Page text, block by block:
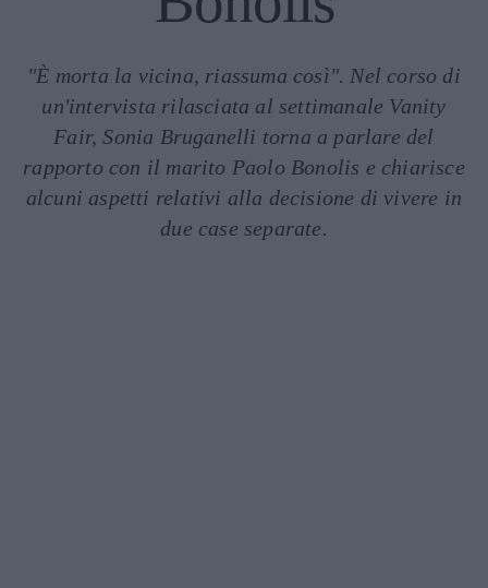
"È morta la vicina, riassuma così". Nel corso di
un'intervista rilasciata al settimanale Vanity
Fair, Sonia Bruganelli torna a parlare del
rapporto con il marito Paolo Bonolis e chiarisce
alcuni aspetti relativi alla decisione di vivere in
due case separate.